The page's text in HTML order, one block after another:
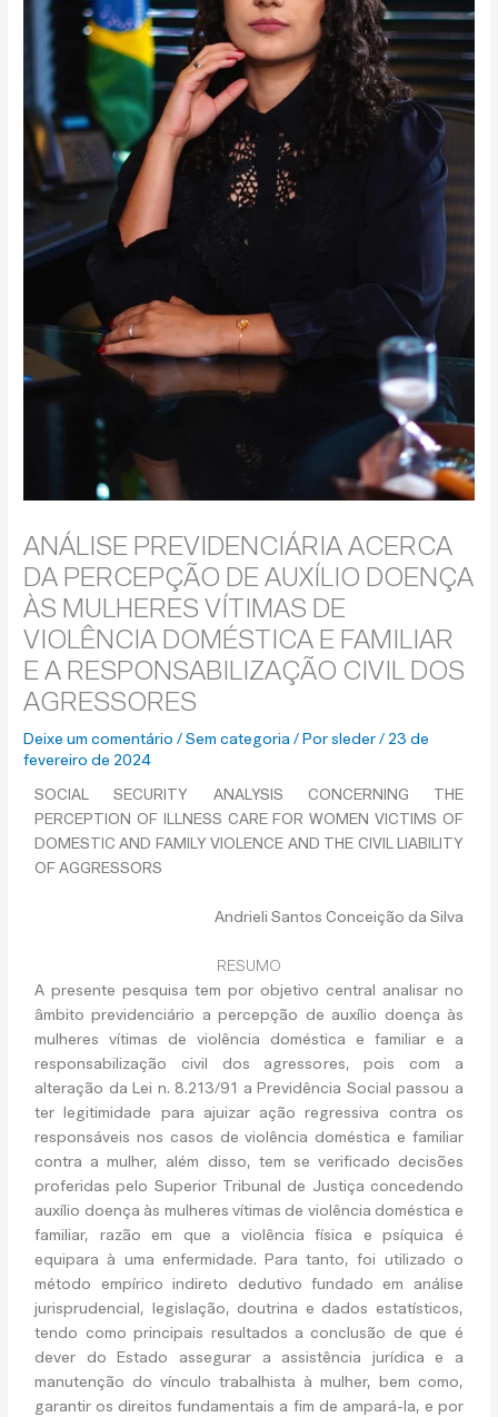
ANÁLISE PREVIDENCIÁRIA ACERCA
DA PERCEPÇÃO DE AUXÍLIO DOENÇA
ÀS MULHERES VÍTIMAS DE
VIOLÊNCIA DOMÉSTICA E FAMILIAR
E A RESPONSABILIZAÇÃO CIVIL DOS
AGRESSORES
Deixe um comentário /Sem categoria / Porsleder/ 23 de
fevereiro de 2024
SOCIAL SECURITY ANALYSIS CONCERNING THE
PERCEPTION OF ILLNESS CARE FOR WOMEN VICTIMS OF
DOMESTIC AND FAMILY VIOLENCE AND THE CIVIL LIABILITY
OF AGGRESSORS
Andrieli Santos Conceição da Silva
RESUMO
A presente pesquisa tem por objetivo central analisar no
âmbito previdenciário a percepção de auxílio doença às
mulheres vítimas de violência doméstica e familiar e a
responsabilização civil dos agressores, pois com a
alteração da Lei n. 8.213/91 a Previdência Social passou a
ter legitimidade para ajuizar ação regressiva contra os
responsáveis nos casos de violência doméstica e familiar
contra a mulher, além disso, tem se verificado decisões
proferidas pelo Superior Tribunal de Justiça concedendo
auxílio doença às mulheres vítimas de violência doméstica e
familiar, razão em que a violência física e psíquica é
equipara à uma enfermidade. Para tanto, foi utilizado o
método empírico indireto dedutivo fundado em análise
jurisprudencial, legislação, doutrina e dados estatísticos,
tendo como principais resultados a conclusão de que é
dever do Estado assegurar a assistência jurídica e a
manutenção do vínculo trabalhista à mulher, bem como,
garantir os direitos fundamentais a fim de ampará-la, e por